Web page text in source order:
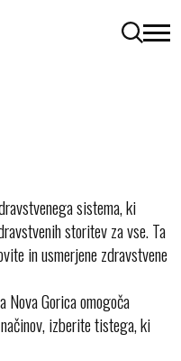
odpri
sistema, ki
storitev za vse. Ta
in usmerjene zdravstvene
Nova Gorica omogoča
izberite tistega, ki